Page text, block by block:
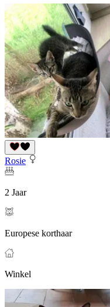
Rosie
2 Jaar
Europese korthaar
Winkel